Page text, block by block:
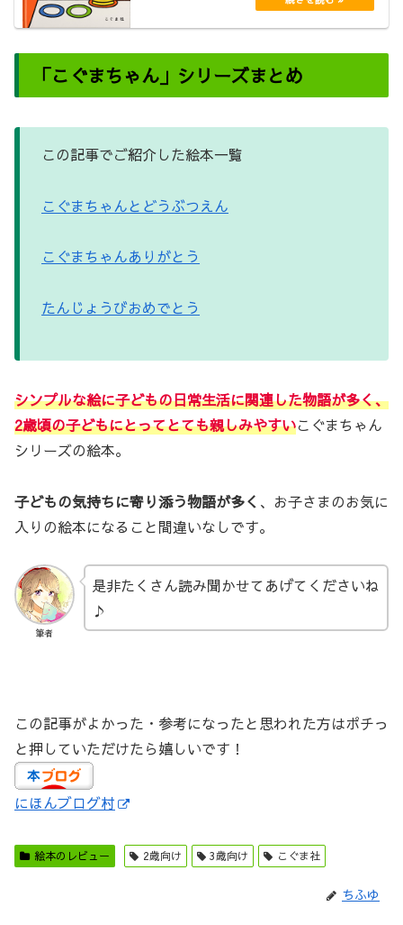
「こぐまちゃん」シリーズまとめ
この記事でご紹介した絵本一覧
こぐまちゃんとどうぶつえん
こぐまちゃんありがとう
たんじょうびおめでとう
シンプルな絵に子どもの日常生活に関連した物語が多く、
2歳頃の子どもにとってとても親しみやすいこぐまちゃん
シリーズの絵本。
子どもの気持ちに寄り添う物語が多く 、お子さまのお気に
入りの絵本になること間違いなしです。
筆者
是非たくさん読み聞かせてあげてくださいね
♪
この記事がよかった・参考になったと思われた方はポチっ
と押していただけたら嬉しいです！
にほんブログ村
絵本のレビュー 2歳向け 3歳向け こぐま社
ちふゆ